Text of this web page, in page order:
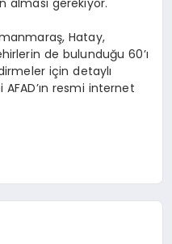
gerekiyor.
Hatay,
de bulunduğu 60’ı
için detaylı
resmi internet